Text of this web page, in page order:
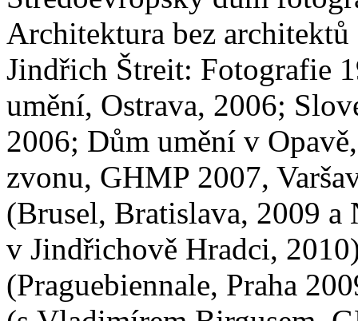
Architektura bez
Jindřich Štreit: Fotografie
umění, Ostrava, 2006;
2006; Dům umění v
zvonu, GHMP 2007,
(Brusel, Bratislava, 2009
v Jindřichově Hradci,
(Praguebiennale, Praha